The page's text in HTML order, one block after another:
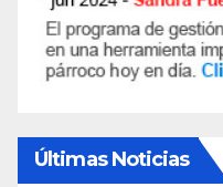
Últimas Noticias